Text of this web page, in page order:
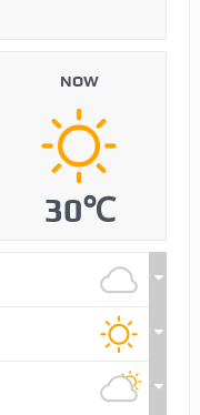
NOW
30℃